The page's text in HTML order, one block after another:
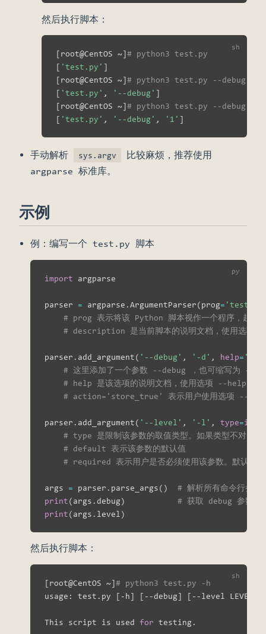
然后执行脚本：
[root@CentOS ~]# python3 test.py
[ 'test.py' ]
[root@CentOS ~]# python3 test.py --debug    #
[ 'test.py' , '--debug' ]
[root@CentOS ~]# python3 test.py --debug 1  #
[ 'test.py' , '--debug' , '1' ]
手动解析 sys.argv
比较麻烦，推荐使用
argparse 标准库。
示例
例：编写一个 test.py 脚本
import argparse
parser = argparse .ArgumentParser(prog=
# prog 表示将该 Python 脚本视作一个程序，起
# description 是当前脚本的说明文档，使用选项
parser . add_argument( '--debug' , '-d' , help=
# 这里添加了一个参数 --debug ，也可缩写为 -d
# help 是该选项的说明文档，使用选项 --help/-h
# action='store_true' 表示用户使用选项 --
parser . add_argument( '--level' , '-l' , type=int
# type 是限制该参数的取值类型。如果类型不对，则
# default 表示该参数的默认值
# required 表示用户是否必须使用该参数。默认为
args = parser . parse_args( )
# 解析所有命令行参
print(args .debug)
# 获取 debug 参数的
print(args . level )
然后执行脚本：
[root@CentOS ~]# python3 test.py -h
usage: test.py
[-h] [--debug] [--level LEVEL
This script is used for testing.